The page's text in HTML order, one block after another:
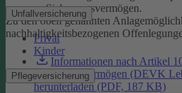
Unfallversicherung
Privat
Kinder
Pflegeversicherung
unserem Sicherungsvermögen.
Zu den oben genannten
nachhaltigkeitsbezogenen
Informationen nach Artikel
Sicherungsvermögen (DEVK
herunterladen (PDF, 187 KB)